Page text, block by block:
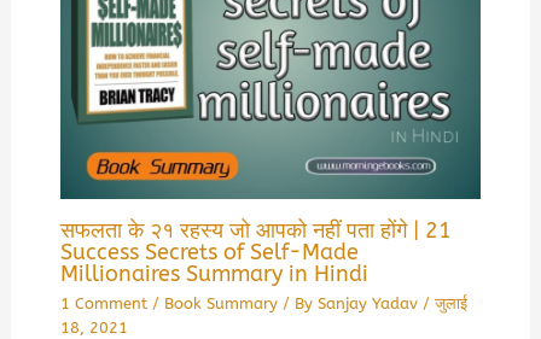
सफलता के २१ रहस्य जो आपको नहीं पता होंगे | 21
Success Secrets of Self-Made
Millionaires Summary in Hindi
1 Comment / Book Summary/ By Sanjay Yadav /जुलाई
18, 2021